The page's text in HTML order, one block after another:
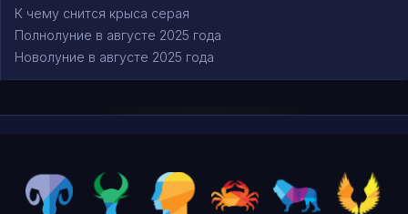
К чему снится крыса серая
Полнолуние в августе 2025 года
Новолуние в августе 2025 года